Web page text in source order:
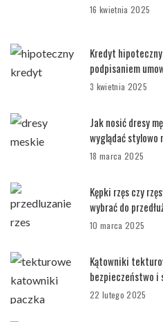
16 kwietnia 2025
Kredyt
podpisaniem
3 kwietnia 2025
Jak nosić dresy
wyglądać stylowo
18 marca 2025
Kępki rzęs czy
wybrać do
10 marca 2025
Kątowniki
bezpieczeństwo
22 lutego 2025